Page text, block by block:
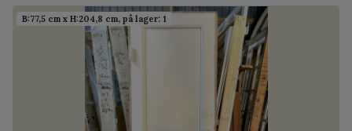
B:77,5 cm x H:204,8 cm, på lager: 1